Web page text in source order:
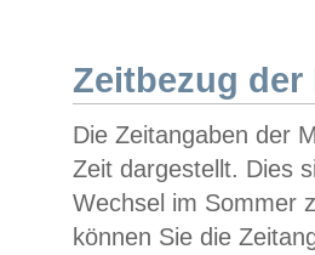
Zeitbezug der
Die Zeitangaben der
Zeit dargestellt. Dies
Wechsel im Sommer
können Sie die